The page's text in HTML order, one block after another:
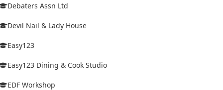
Debaters Assn Ltd
Devil Nail & Lady House
Easy123
Easy123 Dining & Cook Studio
EDF Workshop